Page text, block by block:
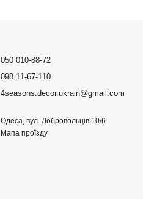
050 010-88-72
098 11-67-110
4seasons.decor.ukrain@gmail.com
Одеса, вул. Добровольців 10/6
Мапа проїзду